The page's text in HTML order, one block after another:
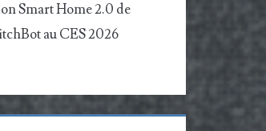
Smart Home 2.0 de
au CES 2026